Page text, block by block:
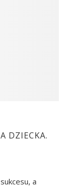
DZIECKA.
a